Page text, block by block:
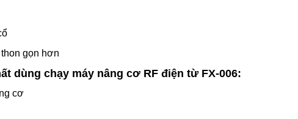
gọn hơn
dùng chạy máy nâng cơ RF điện từ FX-006:
cơ